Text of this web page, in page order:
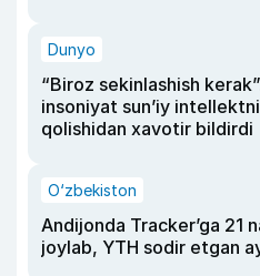
Dunyo
“Biroz sekinlashish
insoniyat sun’iy
qolishidan xavotir bildirdi
O‘zbekiston
Andijonda Tracker’ga 21
joylab, YTH sodir etgan